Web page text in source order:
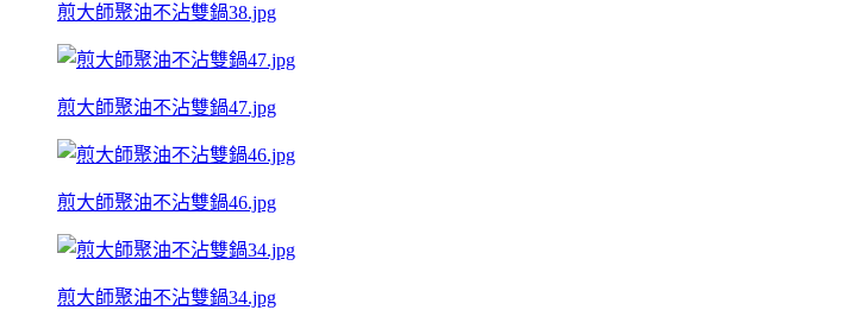
煎大師聚油不沾雙鍋38.jpg
煎大師聚油不沾雙鍋47.jpg
煎大師聚油不沾雙鍋46.jpg
煎大師聚油不沾雙鍋34.jpg